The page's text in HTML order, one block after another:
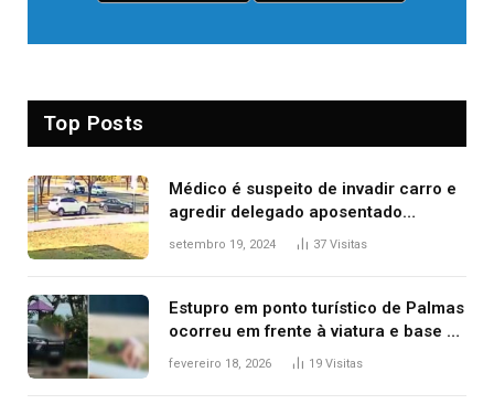
Top Posts
Médico é suspeito de invadir carro e
agredir delegado aposentado
durante confusão no trânsito
setembro 19, 2024 37 Visitas
Estupro em ponto turístico de Palmas
ocorreu em frente à viatura e base de
segurança; polícia investiga
fevereiro 18, 2026 19 Visitas